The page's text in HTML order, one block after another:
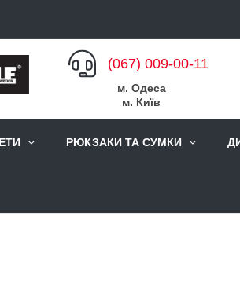
(067) 009-00-11
м. Одеса
м. Київ
РЮКЗАКИ ТА СУМКИ